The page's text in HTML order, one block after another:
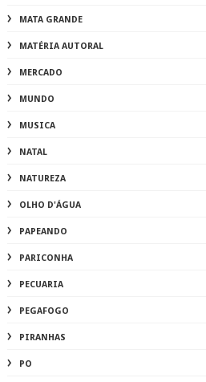
MATA GRANDE
MATÉRIA AUTORAL
MERCADO
MUNDO
MUSICA
NATAL
NATUREZA
OLHO D'ÁGUA
PAPEANDO
PARICONHA
PECUARIA
PEGAFOGO
PIRANHAS
PO